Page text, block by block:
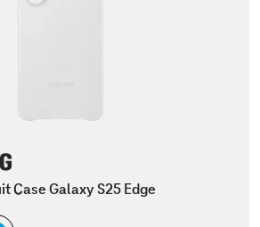
Case Galaxy S25 Edge